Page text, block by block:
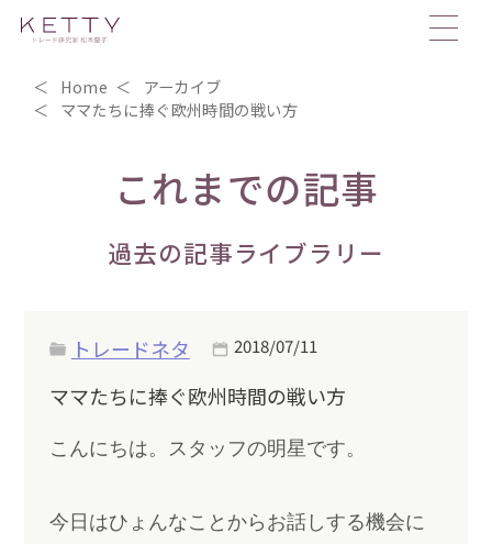
Home
アーカイブ
ママたちに捧ぐ欧州時間の戦い方
これまでの記事
過去の記事ライブラリー
トレードネタ 2018/07/11
ママたちに捧ぐ欧州時間の戦い方
こんにちは。スタッフの明星です。
今日はひょんなことからお話しする機会に